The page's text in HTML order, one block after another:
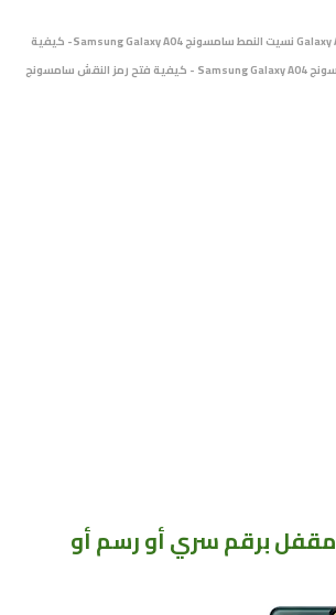
Galaxy A04. ﻃﺮﻳﻘﺔ عمل فورمات وحذف كلمة المرور جالاكسي Galaxy A04 نسيت النمط سامسونج Samsung Galaxy A04- كيفية
فتح تليفون سامسونج Galaxy A04 مغلق بكلمة مرور - كيف افتح الجوال اذا نسيت رمز القفل سامسونج Samsung Galaxy A04 - كيفية فتح رمز النقش سامسونج
اعادة ضبط مصنع سامسونج جالكسي Galaxy A04 مقفل برقم سري أو رسم أو